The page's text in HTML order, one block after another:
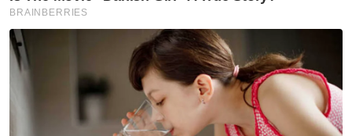
peranti terkini yang menyokong rangkaian
5G.